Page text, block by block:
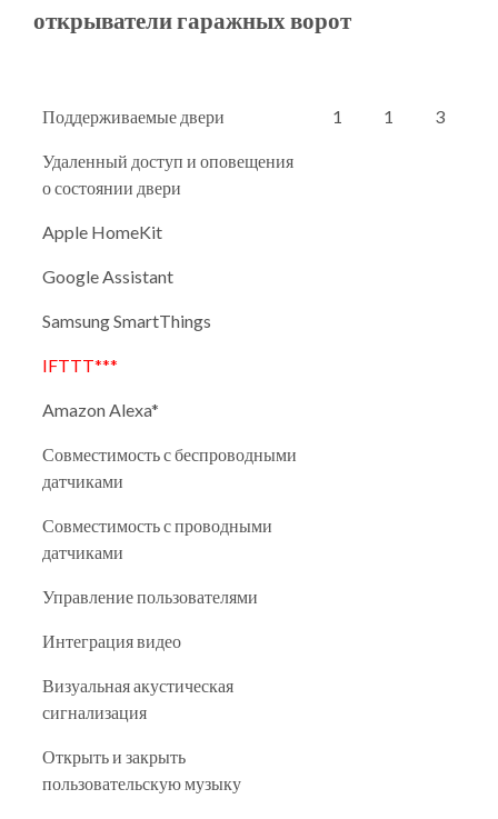
открыватели гаражных ворот
Поддерживаемые двери 1 1 3
Удаленный доступ и оповещения
о состоянии двери
Apple HomeKit
Google Assistant
Samsung SmartThings
IFTTT***
Amazon Alexa*
Совместимость с беспроводными
датчиками
Совместимость с проводными
датчиками
Управление пользователями
Интеграция видео
Визуальная акустическая
сигнализация
Открыть и закрыть
пользовательскую музыку